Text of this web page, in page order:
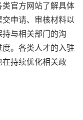
官方网站了解具体
申请、审核材料以
与相关部门的沟
。各类人才的入驻
持续优化相关政